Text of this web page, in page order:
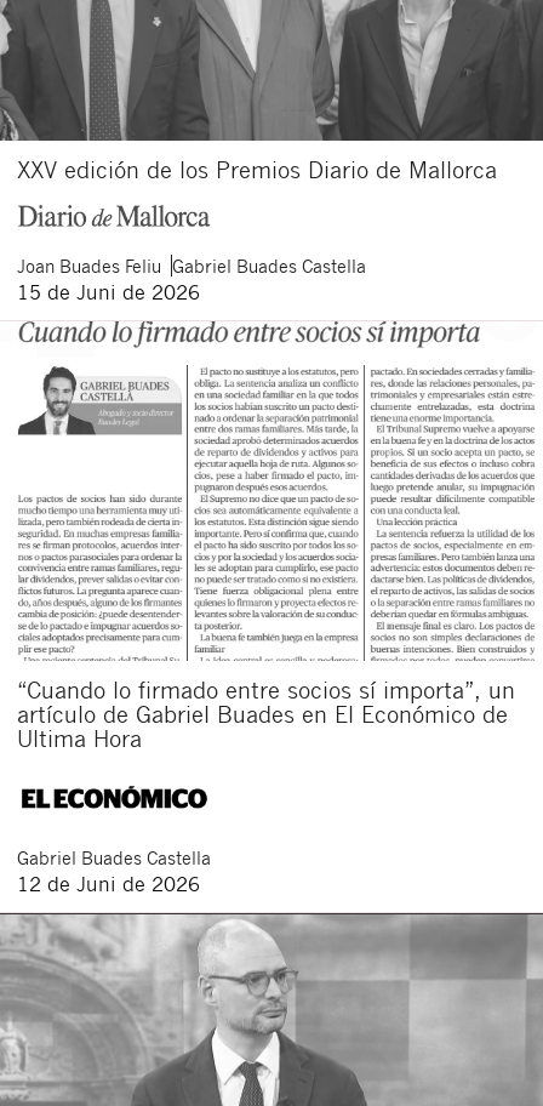
XXV edición de los Premios Diario de Mallorca
Joan Buades Feliu Gabriel Buades Castella
15 de Juni de 2026
“Cuando lo firmado entre socios sí importa”, un
artículo de Gabriel Buades en El Económico de
Ultima Hora
Gabriel Buades Castella
12 de Juni de 2026